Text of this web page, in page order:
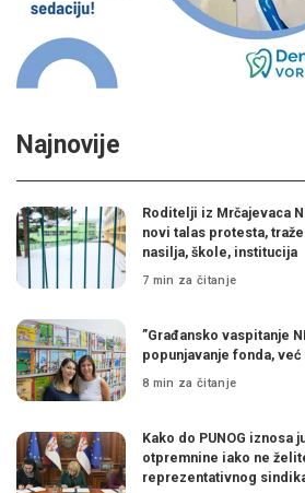
Najnovije
Roditelji iz Mrčajevaca
novi talas protesta,
nasilja, škole, institucija
7 min za čitanje
”Građansko vaspitanje
popunjavanje fonda, već
8 min za čitanje
Kako do PUNOG iznosa
otpremnine iako ne
reprezentativnog